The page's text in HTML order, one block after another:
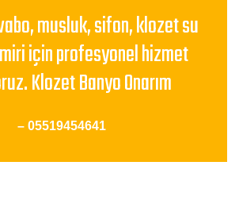
musluk, sifon, klozet su
için profesyonel hizmet
Klozet Banyo Onarım
– 05519454641